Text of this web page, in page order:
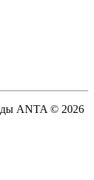
ANTA © 2026